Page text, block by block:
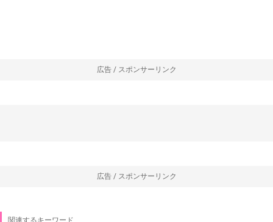
広告 / スポンサーリンク
広告 / スポンサーリンク
関連するキーワード